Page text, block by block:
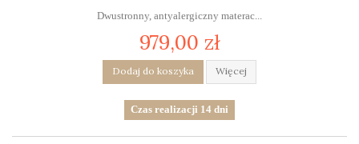
Dwustronny, antyalergiczny materac...
979,00 zł
Dodaj do koszyka Więcej
Czas realizacji 14 dni